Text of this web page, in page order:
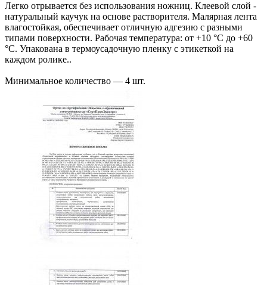
Легко отрывается без использования ножниц. Клеевой слой -
натуральный каучук на основе растворителя. Малярная лента
влагостойкая, обеспечивает отличную адгезию с разными
типами поверхности. Рабочая температура: от +10 °С до +60
°С. Упакована в термоусадочную пленку с этикеткой на
каждом ролике..
Минимальное количество — 4 шт.